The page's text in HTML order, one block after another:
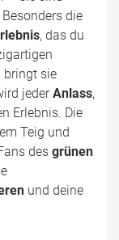
Besonders die
, das du
bringt sie
jederAnlass,
Erlebnis. Die
Teig und
des grünen
und deine